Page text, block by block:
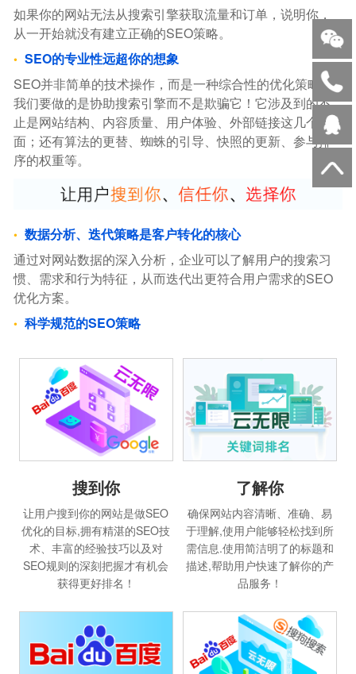
如果你的网站无法从搜索引擎获取流量和订单，说明你，
从一开始就没有建立正确的SEO策略。
SEO的专业性远超你的想象
SEO并非简单的技术操作，而是一种综合性的优化策略。
我们要做的是协助搜索引擎而不是欺骗它！它涉及到的不
止是网站结构、内容质量、用户体验、外部链接这几个方
面；还有算法的更替、蜘蛛的引导、快照的更新、参与排
序的权重等。
数据分析、迭代策略是客户转化的核心
通过对网站数据的深入分析，企业可以了解用户的搜索习
惯、需求和行为特征，从而迭代出更符合用户需求的SEO
优化方案。
科学规范的SEO策略
搜到你
让用户搜到你的网站是做SEO
优化的目标,拥有精湛的SEO技
术、丰富的经验技巧以及对
SEO规则的深刻把握才有机会
获得更好排名！
了解你
确保网站内容清晰、准确、易
于理解,使用户能够轻松找到所
需信息.使用简洁明了的标题和
描述,帮助用户快速了解你的产
品服务！